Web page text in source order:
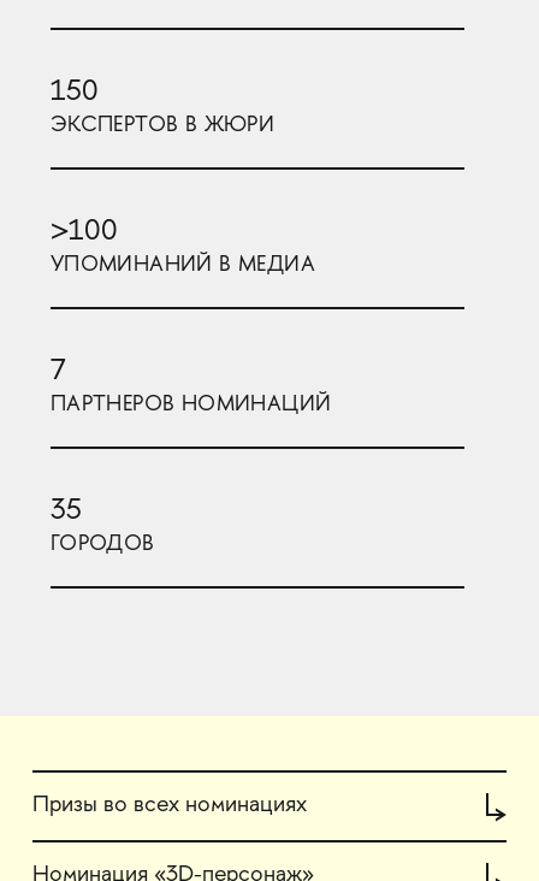
150
ЭКСПЕРТОВ В ЖЮРИ
>100
УПОМИНАНИЙ В МЕДИА
7
ПАРТНЕРОВ НОМИНАЦИЙ
35
ГОРОДОВ
Призы во всех номинациях
Номинация «3D-персонаж»